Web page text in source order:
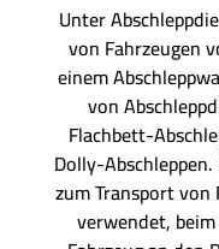
Unter
von Fahrzeugen
einem
von
Flachbett-
Dolly-
zum Transport
verwendet,